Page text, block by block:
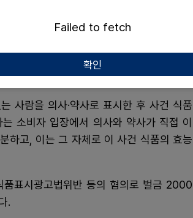
3조 제1항 별표 1 제5항 (라)목에서는 의
를 기만하는 광고의 한 유형으로 열거하
능인 기초대사량과 칼로리 소모량 상승
를 기만하는 광고 유형과 정확하게 일치
사람을 의사·약사로 표시한 후 사건 식품
소비자 입장에서 의사와 약사가 직접 이
하고, 이는 그 자체로 이 사건 식품의 효능
품표시광고법위반 등의 혐의로 벌금 2000
.
Failed to fetch
확인